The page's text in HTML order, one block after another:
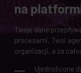
na
Twoje dane
procesami, Twoi
organizacji, a za
Ujednolicone